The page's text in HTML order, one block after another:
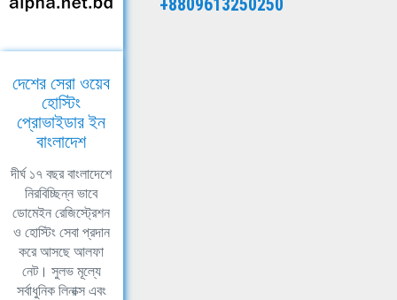
দেশের সেরা ওয়েব
হোস্টিং
প্রোভাইডার ইন
বাংলাদেশ
দীর্ঘ ১৭ বছর বাংলাদেশে
নিরবিচ্ছিন্ন ভাবে
ডোমেইন রেজিস্ট্রেশন
ও হোস্টিং সেবা প্রদান
করে আসছে আলফা
নেট। সুলভ মূল্যে
সর্বাধুনিক লিনাক্স এবং